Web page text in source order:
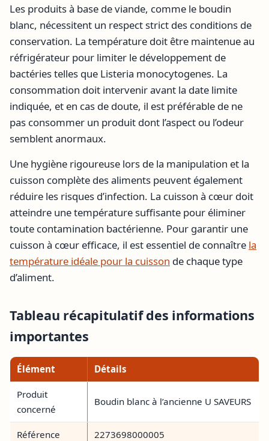
Les produits à base de viande, comme le boudin
blanc, nécessitent un respect strict des conditions de
conservation. La température doit être maintenue au
réfrigérateur pour limiter le développement de
bactéries telles que Listeria monocytogenes. La
consommation doit intervenir avant la date limite
indiquée, et en cas de doute, il est préférable de ne
pas consommer un produit dont l’aspect ou l’odeur
semblent anormaux.
Une hygiène rigoureuse lors de la manipulation et la
cuisson complète des aliments peuvent également
réduire les risques d’infection. La cuisson à cœur doit
atteindre une température suffisante pour éliminer
toute contamination bactérienne. Pour garantir une
cuisson à cœur efficace, il est essentiel de connaître la
température idéale pour la cuisson de chaque type
d’aliment.
Tableau récapitulatif des informations
importantes
Élément Détails
Produit
concerné
Boudin blanc à l’ancienne U SAVEURS
Référence 2273698000005